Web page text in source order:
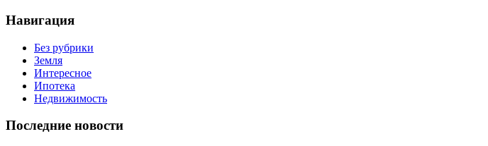
Навигация
Без рубрики
Земля
Интересное
Ипотека
Недвижимость
Последние новости